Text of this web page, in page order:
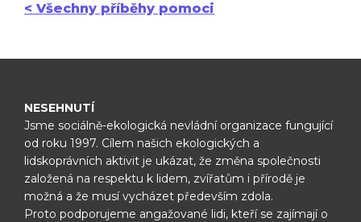
< Všechny příběhy pomoci
NESEHNUTÍ
Jsme sociálně-ekologická nevládní organizace fungující
od roku 1997. Cílem našich ekologických a
lidskoprávních aktivit je ukázat, že změna společnosti
založená na respektu k lidem, zvířatům i přírodě je
možná a že musí vycházet především zdola.
Proto podporujeme angažované lidi, kteří se zajímají o